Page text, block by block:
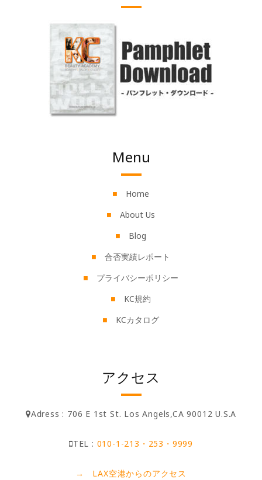
Menu
Home
About Us
Blog
合否実績レポート
プライバシーポリシー
KC規約
KCカタログ
アクセス
Adress : 706 E 1st St. Los Angels,CA 90012 U.S.A
TEL : 010-1-213・253・9999
→ LAX空港からのアクセス